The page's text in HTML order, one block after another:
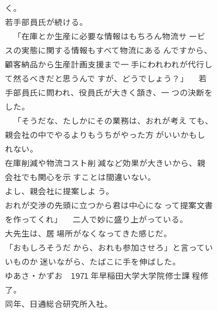
く。
若手部員氏が続ける。
「在庫とか生産に必要な情報はもちろん物流サ ービ
スの実態に関する情報もすべて物流にある んですから、
顧客納品から生産計画支援まで一 手にわれわれが代行し
て然るべきだと思うんで すが、どうでしょう？」 若
手部員氏に問われ、役員氏が大きく頷き、一 つの決断を
した。
「そうだな、たしかにその業務は、おれが考え ても、
親会社の中でやるよりもうちがやった方 がいいかもし
れない。
在庫削減や物流コスト削 減など効果が大きいから、親
会社でも関心を示 すことは間違いない。
よし、親会社に提案しよ う。
おれが交渉の先頭に立つから君は中心にな って提案文書
を作ってくれ」 二人で妙に盛り上がっている。
大先生は、居 場所がなくなってきた感じだ。
「おもしろそうだ から、おれも参加させろ」と言ってい
いものか 迷いながら、たばこに手を伸ばした。
ゆあさ・かずお 1971 年早稲田大学大学院修士課 程修
了。
同年、日通総合研究所入社。